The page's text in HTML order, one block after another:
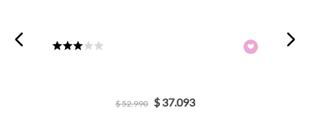
Escribe un comentario
$52.990 $ 37.093